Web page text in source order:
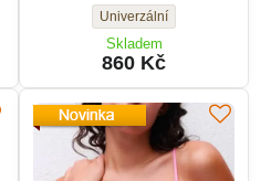
Plavkové
kalhotky
zavazovací
(12VA5-
08)
-
Velikost:
Univerzální
Skladem
860 Kč